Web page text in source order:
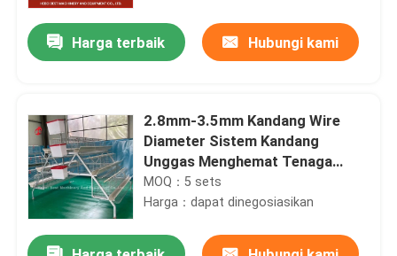
Rumah
Produk
Tentang kita
Harga terbaik Hubungi kami
2.8mm-3.5mm Kandang Wire
Diameter Sistem Kandang
Unggas Menghemat Tenaga
Kerja Meningkatkan Keuntungan
Iris
MOQ：5 sets
Harga：dapat dinegosiasikan